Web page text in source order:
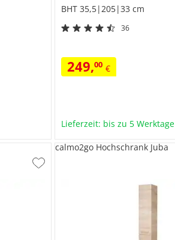
BHT 35,5|205|33 cm
36
249,00 €
Lieferzeit: bis zu 5 Werktage
calmo2go Hochschrank Juba